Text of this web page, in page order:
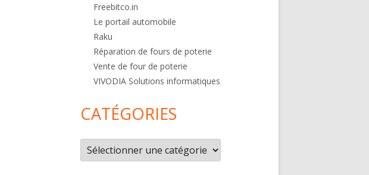
Freebitco.in
Le portail automobile
Raku
Réparation de fours de poterie
Vente de four de poterie
VIVODIA Solutions informatiques
CATÉGORIES
Catégories